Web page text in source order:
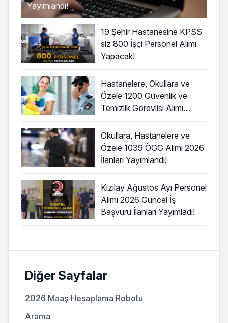
Yayımlandı!
19 Şehir Hastanesine KPSS
siz 800 İşçi Personel Alımı
Yapacak!
Hastanelere, Okullara ve
Özele 1200 Güvenlik ve
Temizlik Görevlisi Alımı
Okullara, Hastanelere ve
Özele 1039 ÖGG Alımı 2026
İlanları Yayımlandı!
Kızılay Ağustos Ayı Personel
Alımı 2026 Güncel İş
Başvuru İlanları Yayımladı!
Diğer Sayfalar
2026 Maaş Hesaplama Robotu
Arama